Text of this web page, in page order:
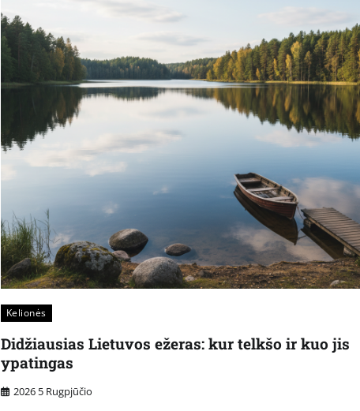
Kelionės
Didžiausias Lietuvos ežeras: kur telkšo ir kuo jis
ypatingas
2026 5 Rugpjūčio